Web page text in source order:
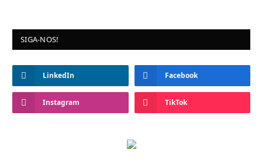
SIGA-NOS!
LinkedIn Facebook
Instagram TikTok